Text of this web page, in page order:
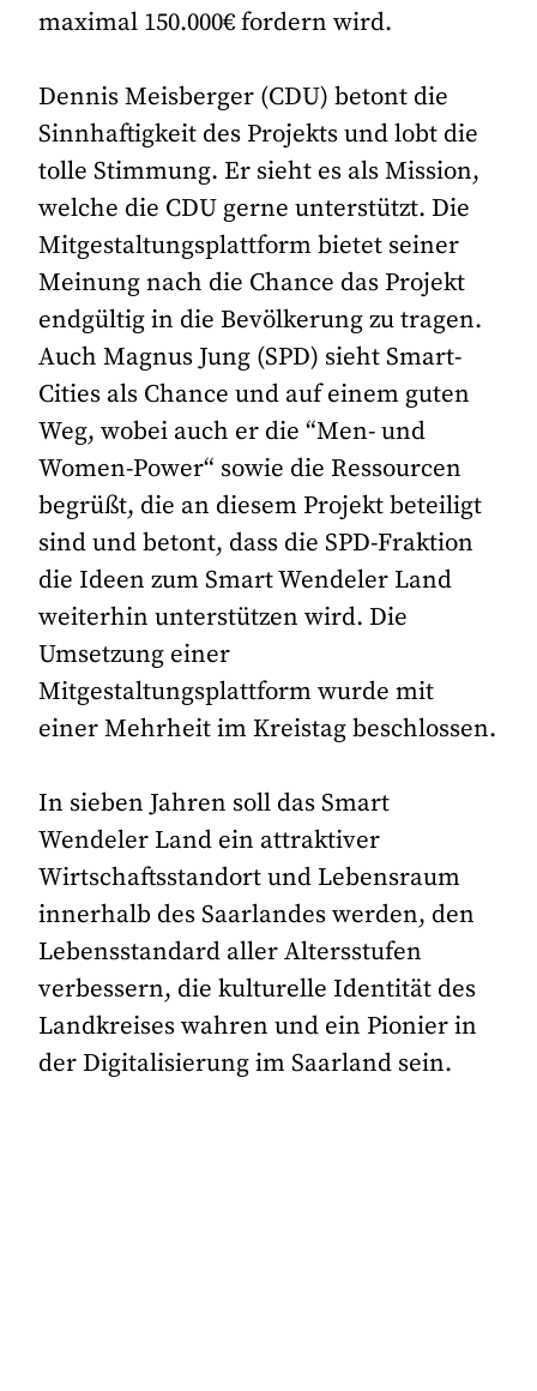
maximal 150.000€ fordern wird.
Dennis Meisberger (CDU) betont die
Sinnhaftigkeit des Projekts und lobt die
tolle Stimmung. Er sieht es als Mission,
welche die CDU gerne unterstützt. Die
Mitgestaltungsplattform bietet seiner
Meinung nach die Chance das Projekt
endgültig in die Bevölkerung zu tragen.
Auch Magnus Jung (SPD) sieht Smart-
Cities als Chance und auf einem guten
Weg, wobei auch er die “Men- und
Women-Power“ sowie die Ressourcen
begrüßt, die an diesem Projekt beteiligt
sind und betont, dass die SPD-Fraktion
die Ideen zum Smart Wendeler Land
weiterhin unterstützen wird. Die
Umsetzung einer
Mitgestaltungsplattform wurde mit
einer Mehrheit im Kreistag beschlossen.
In sieben Jahren soll das Smart
Wendeler Land ein attraktiver
Wirtschaftsstandort und Lebensraum
innerhalb des Saarlandes werden, den
Lebensstandard aller Altersstufen
verbessern, die kulturelle Identität des
Landkreises wahren und ein Pionier in
der Digitalisierung im Saarland sein.